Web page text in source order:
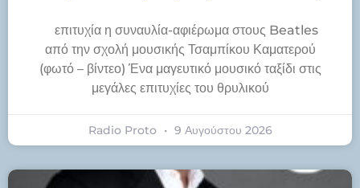
​επιτυχία η συναυλία-αφιέρωμα στους Beatles
από την σχολή μουσικής Τσαμπίκου Καματερού
(φωτό – βίντεο) Ένα μαγευτικό μουσικό ταξίδι στις
μεγάλες επιτυχίες του θρυλικού
Radio Proto 9 Αυγούστου 2026